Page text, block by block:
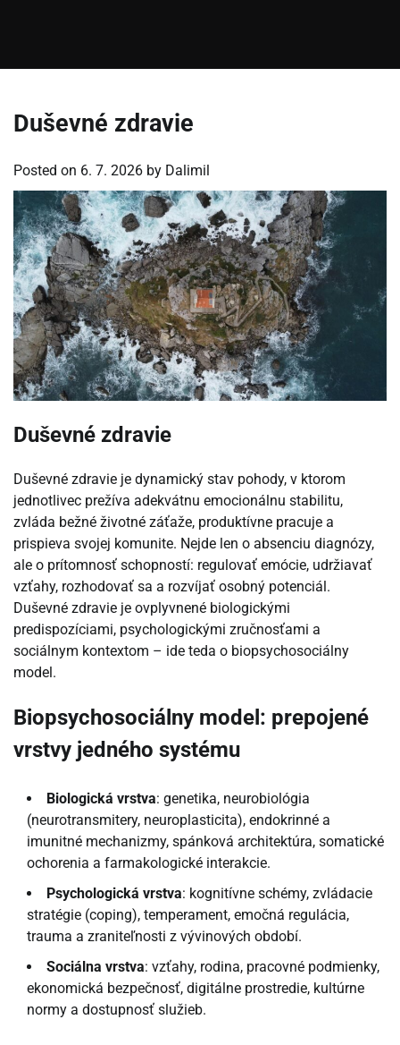
Duševné zdravie
Posted on 6. 7. 2026 by Dalimil
Duševné zdravie
Duševné zdravie je dynamický stav pohody, v ktorom
jednotlivec prežíva adekvátnu emocionálnu stabilitu,
zvláda bežné životné záťaže, produktívne pracuje a
prispieva svojej komunite. Nejde len o absenciu diagnózy,
ale o prítomnosť schopností: regulovať emócie, udržiavať
vzťahy, rozhodovať sa a rozvíjať osobný potenciál.
Duševné zdravie je ovplyvnené biologickými
predispozíciami, psychologickými zručnosťami a
sociálnym kontextom – ide teda o biopsychosociálny
model.
Biopsychosociálny model: prepojené
vrstvy jedného systému
Biologická vrstva: genetika, neurobiológia
(neurotransmitery, neuroplasticita), endokrinné a
imunitné mechanizmy, spánková architektúra, somatické
ochorenia a farmakologické interakcie.
Psychologická vrstva: kognitívne schémy, zvládacie
stratégie (coping), temperament, emočná regulácia,
trauma a zraniteľnosti z vývinových období.
Sociálna vrstva: vzťahy, rodina, pracovné podmienky,
ekonomická bezpečnosť, digitálne prostredie, kultúrne
normy a dostupnosť služieb.